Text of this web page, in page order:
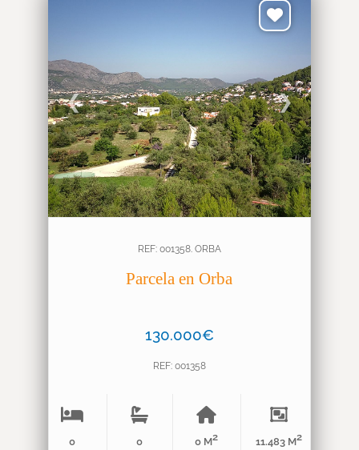
❮ ❯
REF: 001358. ORBA
Parcela en Orba
130.000€
REF: 001358
0 0 0 M2 11.483 M2